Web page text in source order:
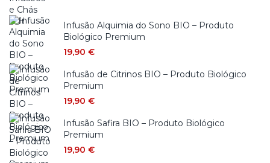
Infusão Alquimia do Sono BIO – Produto
Biológico Premium
19,90 €
Infusão de Citrinos BIO – Produto Biológico
Premium
19,90 €
Infusão Safira BIO – Produto Biológico
Premium
19,90 €